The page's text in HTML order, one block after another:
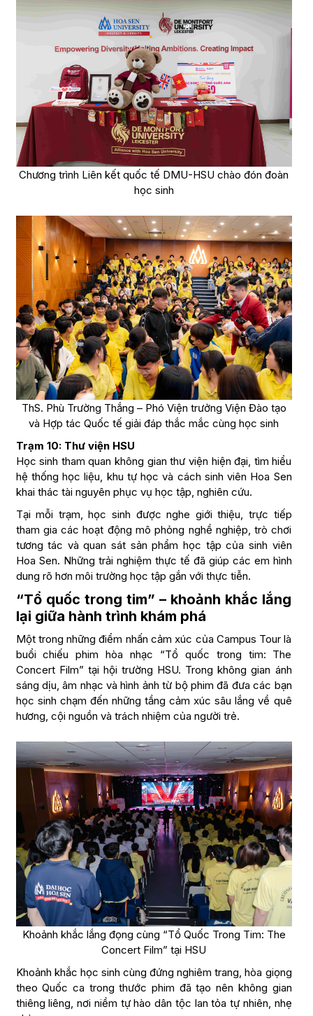
Chương trình Liên kết quốc tế DMU-HSU chào đón đoàn
học sinh
ThS. Phù Trường Thắng – Phó Viện trưởng Viện Đào tạo
và Hợp tác Quốc tế giải đáp thắc mắc cùng học sinh
Trạm 10: Thư viện HSU
Học sinh tham quan không gian thư viện hiện đại, tìm hiểu
hệ thống học liệu, khu tự học và cách sinh viên Hoa Sen
khai thác tài nguyên phục vụ học tập, nghiên cứu.
Tại mỗi trạm, học sinh được nghe giới thiệu, trực tiếp
tham gia các hoạt động mô phỏng nghề nghiệp, trò chơi
tương tác và quan sát sản phẩm học tập của sinh viên
Hoa Sen. Những trải nghiệm thực tế đã giúp các em hình
dung rõ hơn môi trường học tập gắn với thực tiễn.
“Tổ quốc trong tim” – khoảnh khắc lắng
lại giữa hành trình khám phá
Một trong những điểm nhấn cảm xúc của Campus Tour là
buổi chiếu phim hòa nhạc “Tổ quốc trong tim: The
Concert Film” tại hội trường HSU. Trong không gian ánh
sáng dịu, âm nhạc và hình ảnh từ bộ phim đã đưa các bạn
học sinh chạm đến những tầng cảm xúc sâu lắng về quê
hương, cội nguồn và trách nhiệm của người trẻ.
Khoảnh khắc lắng đọng cùng “Tổ Quốc Trong Tim: The
Concert Film” tại HSU
Khoảnh khắc học sinh cùng đứng nghiêm trang, hòa giọng
theo Quốc ca trong thước phim đã tạo nên không gian
thiêng liêng, nơi niềm tự hào dân tộc lan tỏa tự nhiên, nhẹ